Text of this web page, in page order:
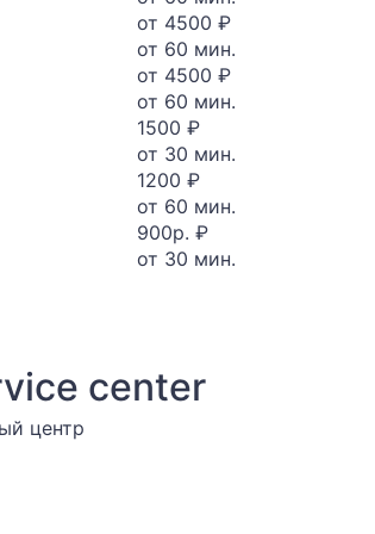
от 4500 ₽
от 60 мин.
от 4500 ₽
от 60 мин.
1500 ₽
от 30 мин.
1200 ₽
от 60 мин.
900р. ₽
от 30 мин.
center
центр